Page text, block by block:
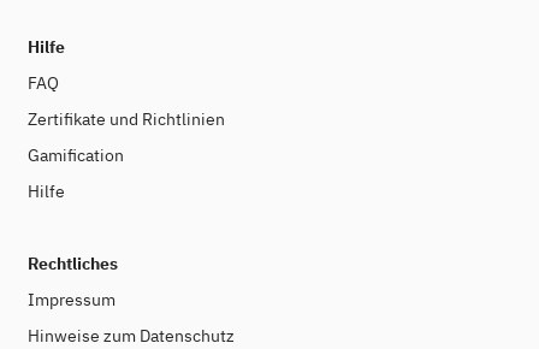
Hilfe
FAQ
Zertifikate und Richtlinien
Gamification
Hilfe
Rechtliches
Impressum
Hinweise zum Datenschutz